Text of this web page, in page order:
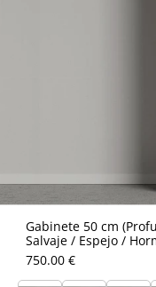
Gabinete 50 cm
Salvaje / Espejo /
750.00 €